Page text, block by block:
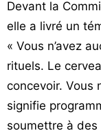
Devant la
elle a livré un
« Vous n’avez
rituels. Le
concevoir. Vous
signifie
soumettre à des